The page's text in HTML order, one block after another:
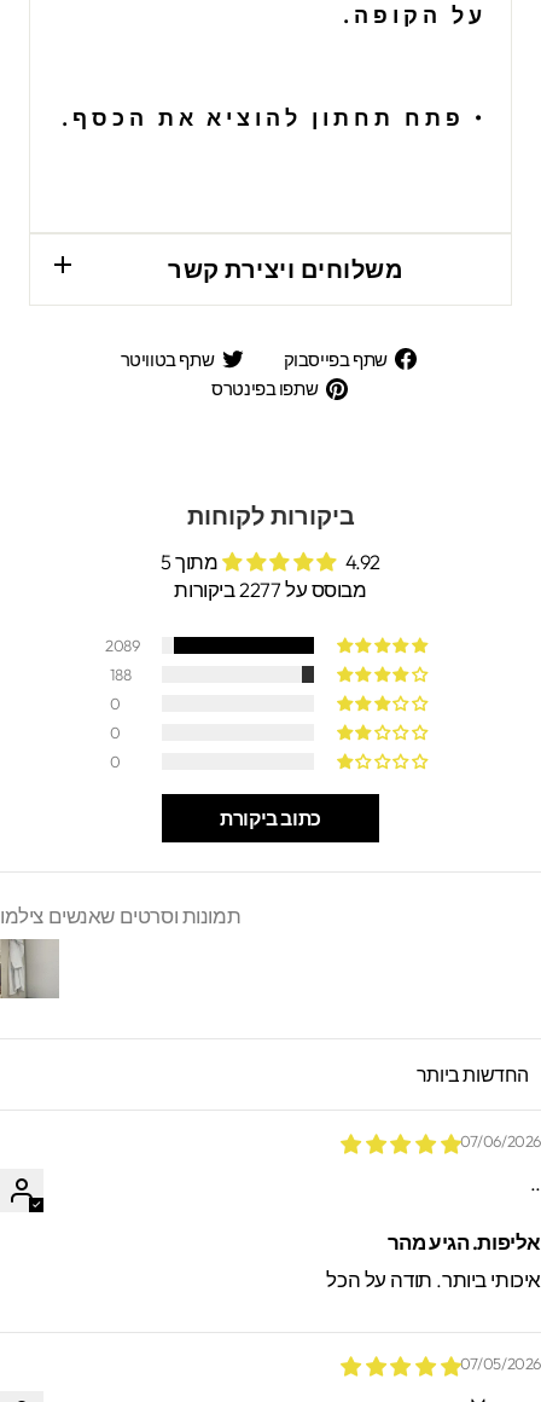
על הקופה.
• פתח תחתון להוציא את הכסף.
משלוחים ויצירת קשר
שתף בפייסבוק
שתף
בפייסבוק
שתף בטוויטר
שתפו בפינטרס
ביקורות לקוחות
4.92 מתוך 5
מבוסס על 2277 ביקורות
2089
188
0
0
0
כתוב ביקורת
תמונות וסרטים שאנשים צילמו
SORT
07/06/
הגיע מהר
ביותר. תודה על הכל
07/05/